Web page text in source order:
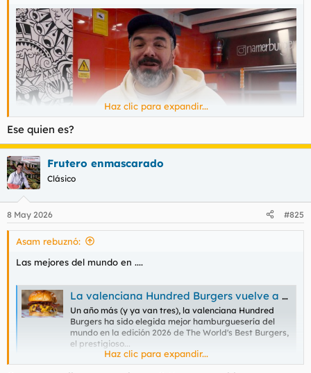
Haz clic para expandir...
Ese quien es?
Frutero enmascarado
Clásico
8 May 2026 #825
Asam rebuznó:
Las mejores del mundo en ....
La valenciana Hundred Burgers vuelve a coronarse como la mejor hamburguesería del mundo
Un año más (y ya van tres), la valenciana Hundred
Burgers ha sido elegida mejor hamburguesería del
mundo en la edición 2026 de The World's Best Burgers,
el prestigioso...
www.elmundo.es
Haz clic para expandir...